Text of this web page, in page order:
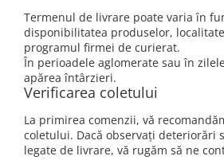
Termenul de livrare poate varia în
disponibilitatea produselor,
programul firmei de curierat.
În perioadele aglomerate sau în
apărea întârzieri.
Verificarea coletului
La primirea comenzii, vă
coletului. Dacă observați deteriorări
legate de livrare, vă rugăm să ne